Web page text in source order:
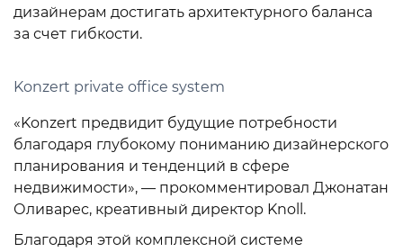
дизайнерам достигать архитектурного баланса
за счет гибкости.
Konzert private office system
«Konzert предвидит будущие потребности
благодаря глубокому пониманию дизайнерского
планирования и тенденций в сфере
недвижимости», — прокомментировал Джонатан
Оливарес, креативный директор Knoll.
Благодаря этой комплексной системе